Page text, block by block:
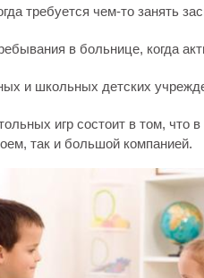
требуется чем-то занять
в больнице, когда
и школьных детских
игр состоит в том, что
так и большой компанией.